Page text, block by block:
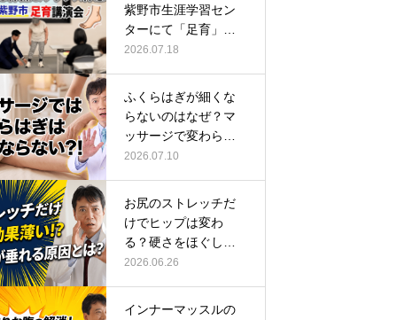
紫野市生涯学習セン
ターにて「足育」講
演会に登壇し…
2026.07.18
ふくらはぎが細くな
らないのはなぜ？マ
ッサージで変わらな
い根本原因
2026.07.10
お尻のストレッチだ
けでヒップは変わ
る？硬さをほぐして
整える正しい方…
2026.06.26
インナーマッスルの